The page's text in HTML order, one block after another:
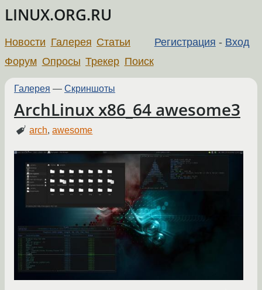
LINUX.ORG.RU
Регистрация - Вход
Новости Галерея Статьи
Форум Опросы Трекер Поиск
Галерея — Скриншоты
ArchLinux x86_64 awesome3
arch,awesome